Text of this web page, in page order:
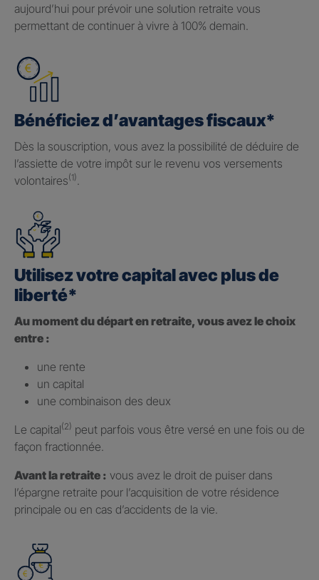
aujourd’hui pour prévoir une solution retraite vous
permettant de continuer à vivre à 100% demain.
Bénéficiez d’avantages fiscaux*
Dès la souscription, vous avez la possibilité de déduire de
l’assiette de votre impôt sur le revenu vos versements
volontaires(1).
Utilisez votre capital avec plus de
liberté*
Au moment du départ en retraite, vous avez le choix
entre :
une rente
un capital
une combinaison des deux
Le capital(2) peut parfois vous être versé en une fois ou de
façon fractionnée.
Avant la retraite : vous avez le droit de puiser dans
l’épargne retraite pour l’acquisition de votre résidence
principale ou en cas d’accidents de la vie.